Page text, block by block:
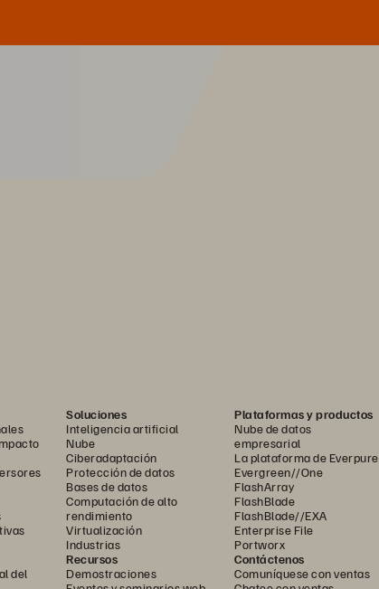
Soluciones
Inteligencia artificial
Nube
Ciberadaptación
Protección de datos
Bases de datos
Computación de alto
rendimiento
Virtualización
Industrias
Plataformas y productos
Nube de datos
empresarial
La plataforma de Everpure
Evergreen//One
FlashArray
FlashBlade
FlashBlade//EXA
Enterprise File
Portworx
del
Recursos
Demostraciones
Contáctenos
Comuníquese con ventas